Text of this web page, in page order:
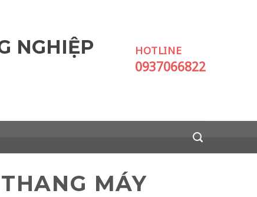
NGHIỆP HOTLINE
0937066822
MÁY